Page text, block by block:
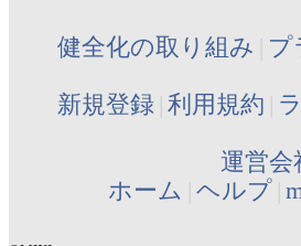
健全化の取り組み プ
新規登録 利用規約
運営会
ホーム ヘルプ